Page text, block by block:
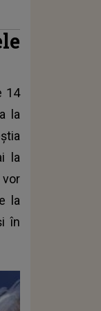
14
la
la
la
în